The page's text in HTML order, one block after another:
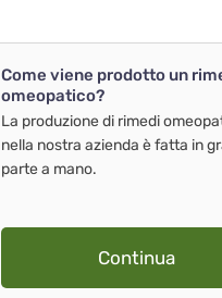
Come viene prodotto un
omeopatico?
La produzione di rimedi
nella nostra azienda è fatta in
parte a mano.
Continua